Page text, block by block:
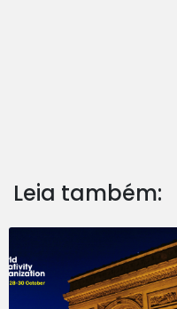
Leia também: